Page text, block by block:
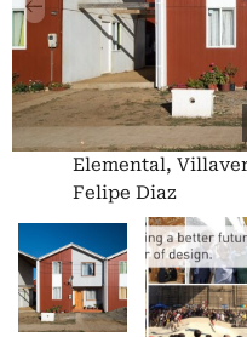
Elemental,
Felipe Diaz